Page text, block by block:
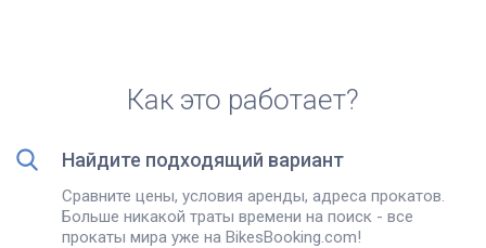
Как это работает?
Найдите подходящий вариант
Сравните цены, условия аренды, адреса прокатов.
Больше никакой траты времени на поиск - все
прокаты мира уже на BikesBooking.com!